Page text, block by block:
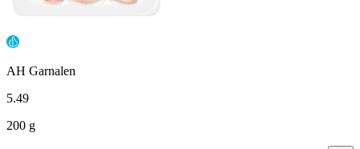
AH Garnalen
5.49
200 g